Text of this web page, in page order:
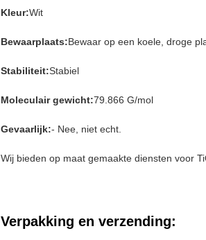
Kleur:Wit
Bewaarplaats:Bewaar op een koele, droge
Stabiliteit:Stabiel
Moleculair gewicht:79.866 G/mol
Gevaarlijk:- Nee, niet echt.
Wij bieden op maat gemaakte diensten voor
Verpakking en verzending: